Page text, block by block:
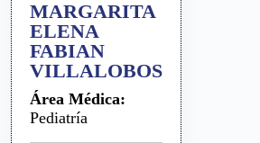
MARGARITA
ELENA
FABIAN
VILLALOBOS
Área Médica:
Pediatría